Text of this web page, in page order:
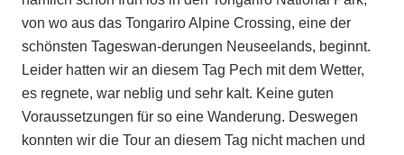
von wo aus das Tongariro Alpine Crossing, eine der
schönsten Tageswan-derungen Neuseelands, beginnt.
Leider hatten wir an diesem Tag Pech mit dem Wetter,
es regnete, war neblig und sehr kalt. Keine guten
Voraussetzungen für so eine Wanderung. Deswegen
konnten wir die Tour an diesem Tag nicht machen und